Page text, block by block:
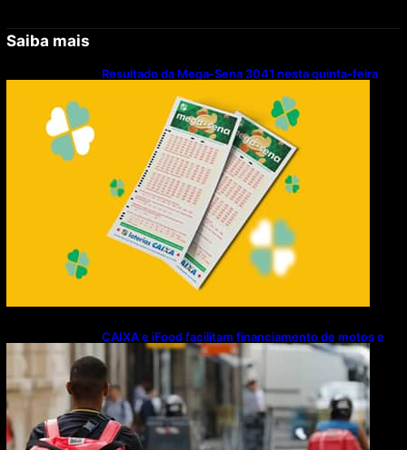
Saiba mais
Resultado da Mega-Sena 3041 nesta quinta-feira
CAIXA e iFood facilitam financiamento de motos e
bicicletas elétricas para entregadores